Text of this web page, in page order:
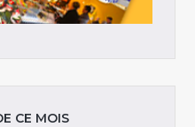
CE MOIS